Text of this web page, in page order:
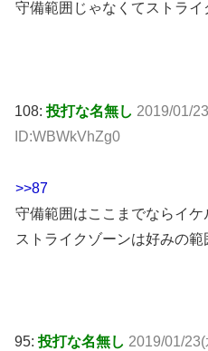
守備範囲じゃなくてストラ
108:投打な名無し 2019/01/
ID:WBWkVhZg0
>>87
守備範囲はここまでならイケ
ストライクゾーンは好みの
95:投打な名無し 2019/01/